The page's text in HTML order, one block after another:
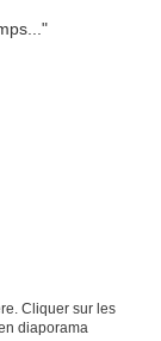
Cliquer sur les
diaporama